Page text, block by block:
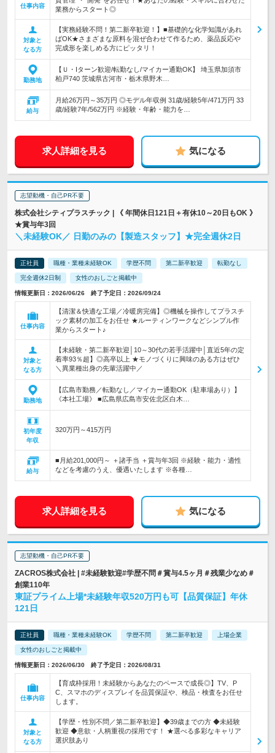
仕事内容
業務からスタート◎
対象と
なる方
【実務経験不問！第二新卒歓迎！】■基礎的な化学知識があれ
ばOK★さまざまな原料を混ぜ合わせて作るため、薬品反応や
完成形を楽しめる方にピッタリ！
勤務地
【Ｕ・Iターン歓迎/転勤なし/マイカー通勤OK】 埼玉県加須市
柏戸740 茨城県古河市・栃木県野木…
給与
月給26万円～35万円 ◎モデル年収例 31歳/経験5年/471万円 33
歳/経験7年/562万円 ※経験・年齢・能力を…
求人詳細を見る 気になる
志望動機・自己PR不要
株式会社シティプラスチック | 《 年間休日121日＋有休10～20日もOK 》
★賞与年3回
＼未経験OK／ 日勤のみの【製造スタッフ】★完全週休2日
正社員 職種・業種未経験OK 学歴不問 第二新卒歓迎 転勤なし
完全週休2日制 女性のおしごと掲載中
情報更新日：2026/06/26 終了予定日：2026/09/24
仕事内容
【清潔＆快適な工場／冷暖房完備】◎機械を操作してプラスチ
ック素材の加工をお任せ ★ルーティンワークなどシンプル作
業からスタート♪
対象と
なる方
【未経験・第二新卒歓迎│10～30代の若手活躍中│直近5年の定
着率93％超】◎高卒以上 ★モノづくりに興味のある方はぜひ
＼異業種出身の先輩活躍中／
勤務地
【広島市勤務／転勤なし／マイカー通勤OK（駐車場あり）】
《本社工場》 ■広島県広島市安佐北区白木…
初年度
年収
320万円～415万円
給与
■月給201,000円～ ＋諸手当 ＋賞与年3回 ※経験・能力・適性
などを考慮のうえ、優遇いたします ※各種…
求人詳細を見る 気になる
志望動機・自己PR不要
ZACROS株式会社 | #未経験歓迎#学歴不問＃賞与4.5ヶ月＃残業少なめ＃
創業110年
東証プライム上場*未経験年収520万円も可【品質保証】年休
121日
正社員 職種・業種未経験OK 学歴不問 第二新卒歓迎 上場企業
女性のおしごと掲載中
情報更新日：2026/06/30 終了予定日：2026/08/31
仕事内容
【育成枠採用！未経験からあなたのペースで成長◎】TV、P
C、スマホのディスプレイを品質保証や、検品・検査をお任せ
します。
対象と
なる方
【学歴・性別不問／第二新卒歓迎】◆39歳までの方 ◆未経験
歓迎 ◆意欲・人柄重視の採用です！ ★選べる多彩なキャリア
選択肢あり